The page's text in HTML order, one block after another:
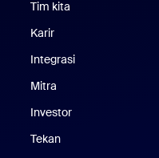
Tim kita
Karir
Integrasi
Mitra
Investor
Tekan